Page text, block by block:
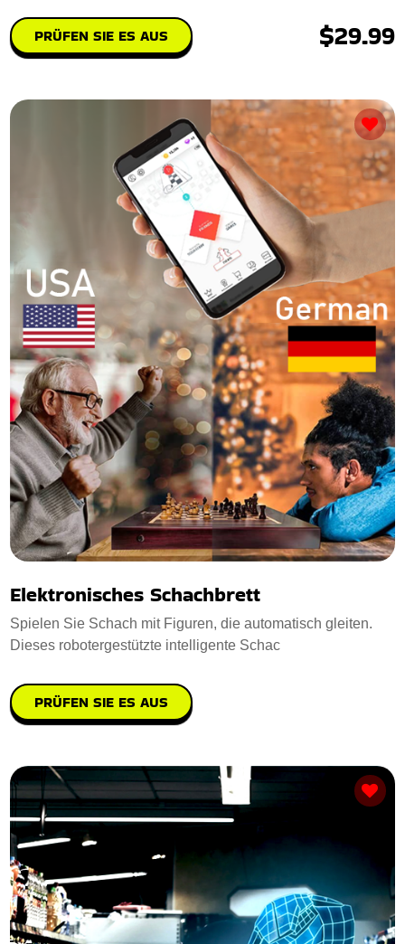
PRÜFEN SIE ES AUS $29.99
Elektronisches Schachbrett
Spielen Sie Schach mit Figuren, die automatisch gleiten.
Dieses robotergestützte intelligente Schac
PRÜFEN SIE ES AUS